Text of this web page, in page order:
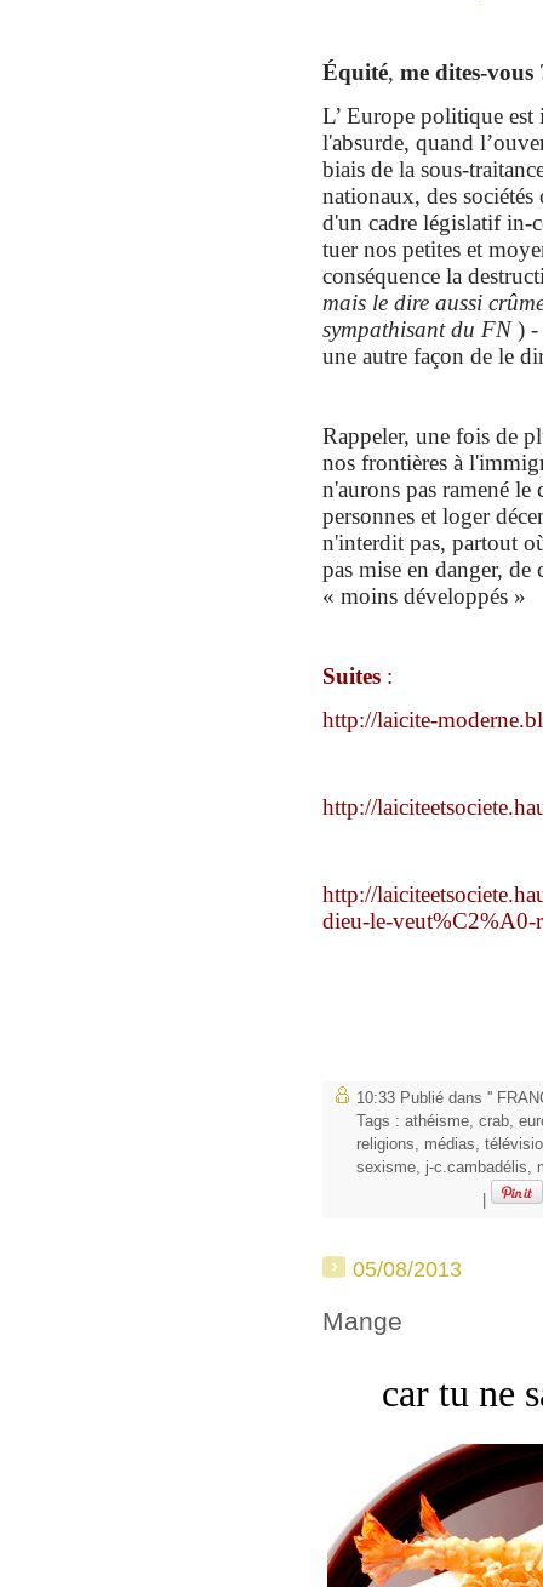
Équité, me dites-vous
L’ Europe politique
l'absurde, quand
biais de la sous-
nationaux, des sociétés
d'un cadre législatif in-
tuer nos petites et
conséquence la
mais le dire aussi
sympathisant du FN) -
une autre façon de le
Rappeler, une fois de
nos frontières à
n'aurons pas ramené le
personnes et loger
n'interdit pas, partout
pas mise en danger, de
« moins développés
Suites :
http://laicite-
http://
http://
dieu-le-veut%C2%A0-
10:33 Publié dans ''
Tags : athéisme, crab,
religions, médias,
sexisme, j-c.cambadélis,
05/08/2013
Mange
car tu ne